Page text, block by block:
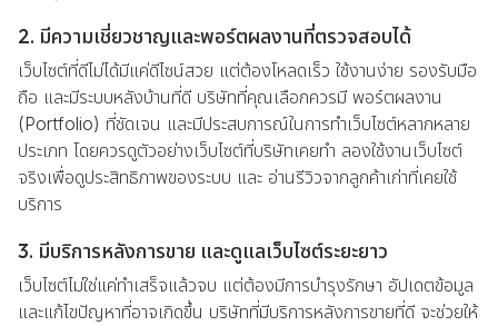
2. มีความเชี่ยวชาญและพอร์ตผลงานที่ตรวจสอบได้
เว็บไซต์ที่ดีไม่ได้มีแค่ดีไซน์สวย แต่ต้องโหลดเร็ว ใช้งานง่าย รองรับมือ
ถือ และมีระบบหลังบ้านที่ดี บริษัทที่คุณเลือกควรมี พอร์ตผลงาน
(Portfolio) ที่ชัดเจน และมีประสบการณ์ในการทำเว็บไซต์หลากหลาย
ประเภท โดยควรดูตัวอย่างเว็บไซต์ที่บริษัทเคยทำ ลองใช้งานเว็บไซต์
จริงเพื่อดูประสิทธิภาพของระบบ และ อ่านรีวิวจากลูกค้าเก่าที่เคยใช้
บริการ
3. มีบริการหลังการขาย และดูแลเว็บไซต์ระยะยาว
เว็บไซต์ไม่ใช่แค่ทำเสร็จแล้วจบ แต่ต้องมีการบำรุงรักษา อัปเดตข้อมูล
และแก้ไขปัญหาที่อาจเกิดขึ้น บริษัทที่มีบริการหลังการขายที่ดี จะช่วยให้